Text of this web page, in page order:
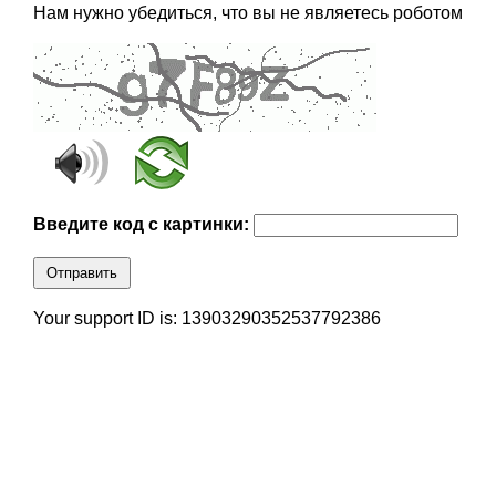
Нам нужно убедиться, что вы не являетесь роботом
Введите код с картинки:
Отправить
Your support ID is: 13903290352537792386